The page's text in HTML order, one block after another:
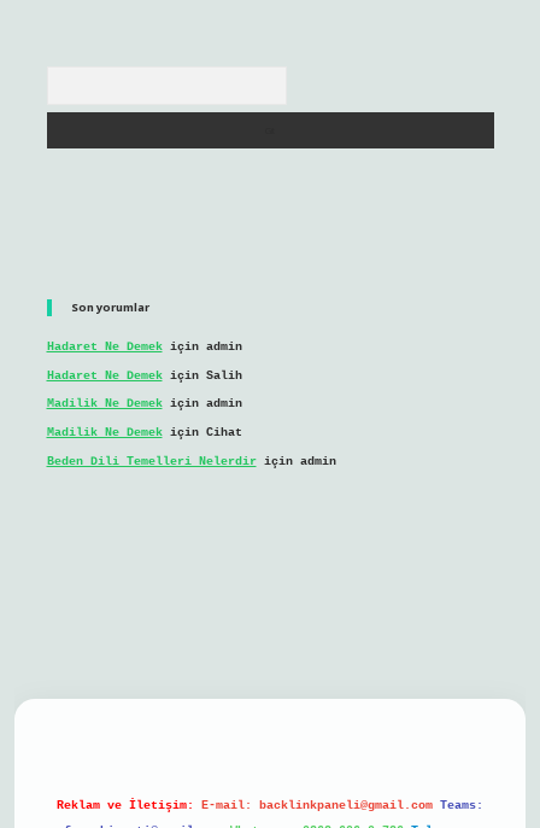
Son yorumlar
Hadaret Ne Demekiçin admin
Hadaret Ne Demekiçin Salih
Madilik Ne Demekiçin admin
Madilik Ne Demekiçin Cihat
Beden Dili Temelleri Nelerdiriçin admin
Reklam ve İletişim: E-mail: backlinkpaneli@gmail.com Teams: